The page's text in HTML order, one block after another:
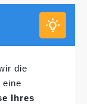
die
eine
Ihres